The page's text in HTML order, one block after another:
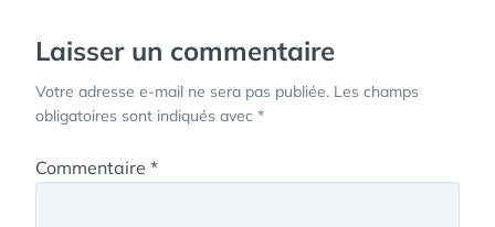
Laisser un commentaire
Votre adresse e-mail ne sera pas publiée. Les champs
obligatoires sont indiqués avec *
Commentaire *